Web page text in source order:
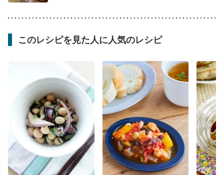
このレシピを見た人に人気のレシピ